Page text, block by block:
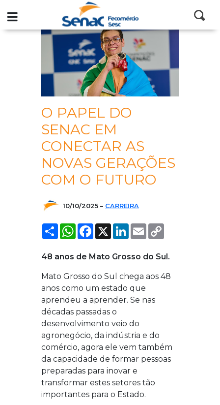
Senac Blog
O PAPEL DO
SENAC EM
CONECTAR AS
NOVAS GERAÇÕES
COM O FUTURO
10/10/2025 – CARREIRA
COMPARTILHAR
WHATSAPPFACEBOOK
X LINKEDIN
EMAIL
48 anos de Mato Grosso do Sul.
Mato Grosso do Sul chega aos 48
anos como um estado que
aprendeu a aprender. Se nas
décadas passadas o
desenvolvimento veio do
agronegócio, da indústria e do
comércio, agora ele vem também
da capacidade de formar pessoas
preparadas para inovar e
transformar estes setores tão
importantes para o Estado.